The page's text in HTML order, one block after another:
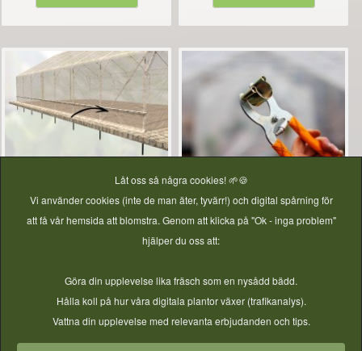
Vindsäkringsskena
Pris350,00 kr
Mer information
Bågklämmor med öra för
Pris20,00 kr
Mer information
Låt oss så några cookies! 🌱🍪
Vi använder cookies (inte de man äter, tyvärr!) och digital spårning för
att få vår hemsida att blomstra. Genom att klicka på "Ok - inga problem"
hjälper du oss att:
Göra din upplevelse lika fräsch som en nysådd bädd.
Hålla koll på hur våra digitala plantor växer (trafikanalys).
Vattna din upplevelse med relevanta erbjudanden och tips.